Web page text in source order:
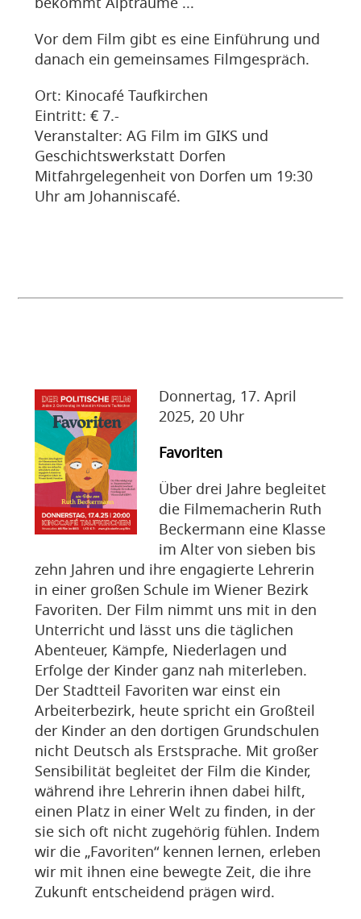
bekommt Alpträume ...
Vor dem Film gibt es eine Einführung und
danach ein gemeinsames Filmgespräch.
Ort: Kinocafé Taufkirchen
Eintritt: € 7.-
Veranstalter: AG Film im GIKS und
Geschichtswerkstatt Dorfen
Mitfahrgelegenheit von Dorfen um 19:30
Uhr am Johanniscafé.
Donnertag, 17. April
2025, 20 Uhr
Favoriten
Über drei Jahre begleitet
die Filmemacherin Ruth
Beckermann eine Klasse
im Alter von sieben bis
zehn Jahren und ihre engagierte Lehrerin
in einer großen Schule im Wiener Bezirk
Favoriten. Der Film nimmt uns mit in den
Unterricht und lässt uns die täglichen
Abenteuer, Kämpfe, Niederlagen und
Erfolge der Kinder ganz nah miterleben.
Der Stadtteil Favoriten war einst ein
Arbeiterbezirk, heute spricht ein Großteil
der Kinder an den dortigen Grundschulen
nicht Deutsch als Erstsprache. Mit großer
Sensibilität begleitet der Film die Kinder,
während ihre Lehrerin ihnen dabei hilft,
einen Platz in einer Welt zu finden, in der
sie sich oft nicht zugehörig fühlen. Indem
wir die „Favoriten“ kennen lernen, erleben
wir mit ihnen eine bewegte Zeit, die ihre
Zukunft entscheidend prägen wird.